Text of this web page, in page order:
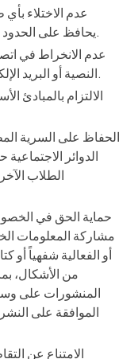
عدم الاختلاء
يحافظ على الحدود الجسدية المناسبة في جميع الأوقات.
عدم الانخراط في
النصية أو البريد الإلكتروني أو وسائل التواصل الاجتماعي.
الالتزام بالمبادئ
الحفاظ على السرية
الدوائر
الطلاب
حماية الحق في
مشاركة المعلومات
أو الفعالية شفهياً أو
من الأشكال،
المنشورات على
الموافقة على
الامتناع عن